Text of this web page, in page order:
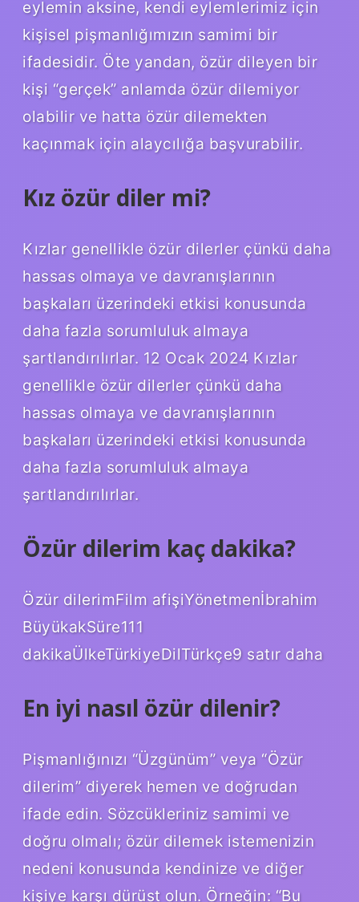
eylemin aksine, kendi eylemlerimiz için
kişisel pişmanlığımızın samimi bir
ifadesidir. Öte yandan, özür dileyen bir
kişi “gerçek” anlamda özür dilemiyor
olabilir ve hatta özür dilemekten
kaçınmak için alaycılığa başvurabilir.
Kız özür diler mi?
Kızlar genellikle özür dilerler çünkü daha
hassas olmaya ve davranışlarının
başkaları üzerindeki etkisi konusunda
daha fazla sorumluluk almaya
şartlandırılırlar. 12 Ocak 2024 Kızlar
genellikle özür dilerler çünkü daha
hassas olmaya ve davranışlarının
başkaları üzerindeki etkisi konusunda
daha fazla sorumluluk almaya
şartlandırılırlar.
Özür dilerim kaç dakika?
Özür dilerimFilm afişiYönetmenİbrahim
BüyükakSüre111
dakikaÜlkeTürkiyeDilTürkçe9 satır daha
En iyi nasıl özür dilenir?
Pişmanlığınızı “Üzgünüm” veya “Özür
dilerim” diyerek hemen ve doğrudan
ifade edin. Sözcükleriniz samimi ve
doğru olmalı; özür dilemek istemenizin
nedeni konusunda kendinize ve diğer
kişiye karşı dürüst olun. Örneğin: “Bu